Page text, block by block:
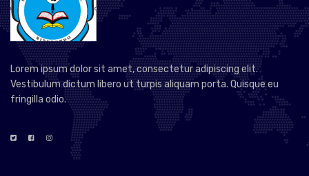
Lorem ipsum dolor sit amet, consectetur adipiscing elit.
Vestibulum dictum libero ut turpis aliquam porta. Quisque eu
fringilla odio.